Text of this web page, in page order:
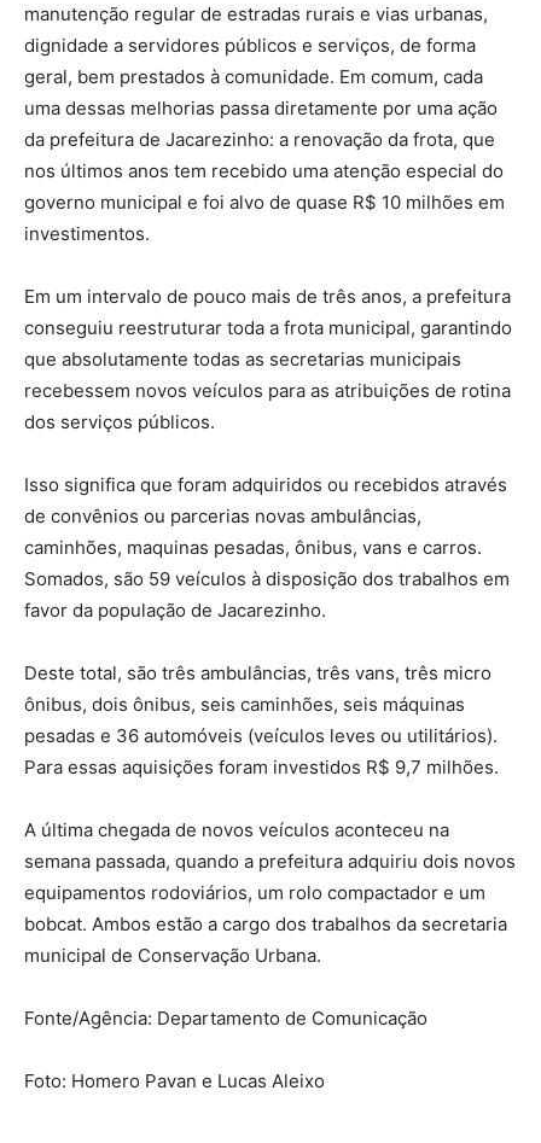
manutenção regular de estradas rurais e vias urbanas,
dignidade a servidores públicos e serviços, de forma
geral, bem prestados à comunidade. Em comum, cada
uma dessas melhorias passa diretamente por uma ação
da prefeitura de Jacarezinho: a renovação da frota, que
nos últimos anos tem recebido uma atenção especial do
governo municipal e foi alvo de quase R$ 10 milhões em
investimentos.
Em um intervalo de pouco mais de três anos, a prefeitura
conseguiu reestruturar toda a frota municipal, garantindo
que absolutamente todas as secretarias municipais
recebessem novos veículos para as atribuições de rotina
dos serviços públicos.
Isso significa que foram adquiridos ou recebidos através
de convênios ou parcerias novas ambulâncias,
caminhões, maquinas pesadas, ônibus, vans e carros.
Somados, são 59 veículos à disposição dos trabalhos em
favor da população de Jacarezinho.
Deste total, são três ambulâncias, três vans, três micro
ônibus, dois ônibus, seis caminhões, seis máquinas
pesadas e 36 automóveis (veículos leves ou utilitários).
Para essas aquisições foram investidos R$ 9,7 milhões.
A última chegada de novos veículos aconteceu na
semana passada, quando a prefeitura adquiriu dois novos
equipamentos rodoviários, um rolo compactador e um
bobcat. Ambos estão a cargo dos trabalhos da secretaria
municipal de Conservação Urbana.
Fonte/Agência: Departamento de Comunicação
Foto: Homero Pavan e Lucas Aleixo